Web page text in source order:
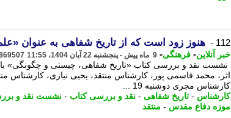
112 - هنوز زود است که از تاریخ شفاهی به عنوان
خبر آنلاین- فرهنگی- 9 ماه پیش - پنجشنبه 22 آبان 1404، 11:55
نشست نقد و بررسی کتاب «تاریخ شفاهی، چیستی و چگونگی»
اثر، محمد قاسمی پور، کارشناس منتقد، یحیی نیازی، کارشناس
کارشناس مجری دوشنبه 19 ...
کارشناس - تاریخ شفاهی - نقد و بررسی کتاب - نشست نقد و
موزه دفاع مقدس - منتقد